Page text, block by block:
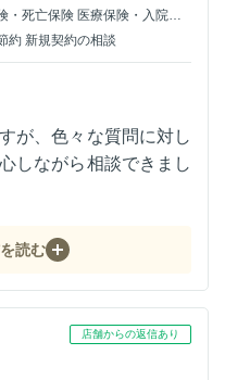
生命保険・死亡保険 医療保険・入院保険
約 新規契約の相談
が、色々な質問に対し
しながら相談できまし
読む
店舗からの返信あり